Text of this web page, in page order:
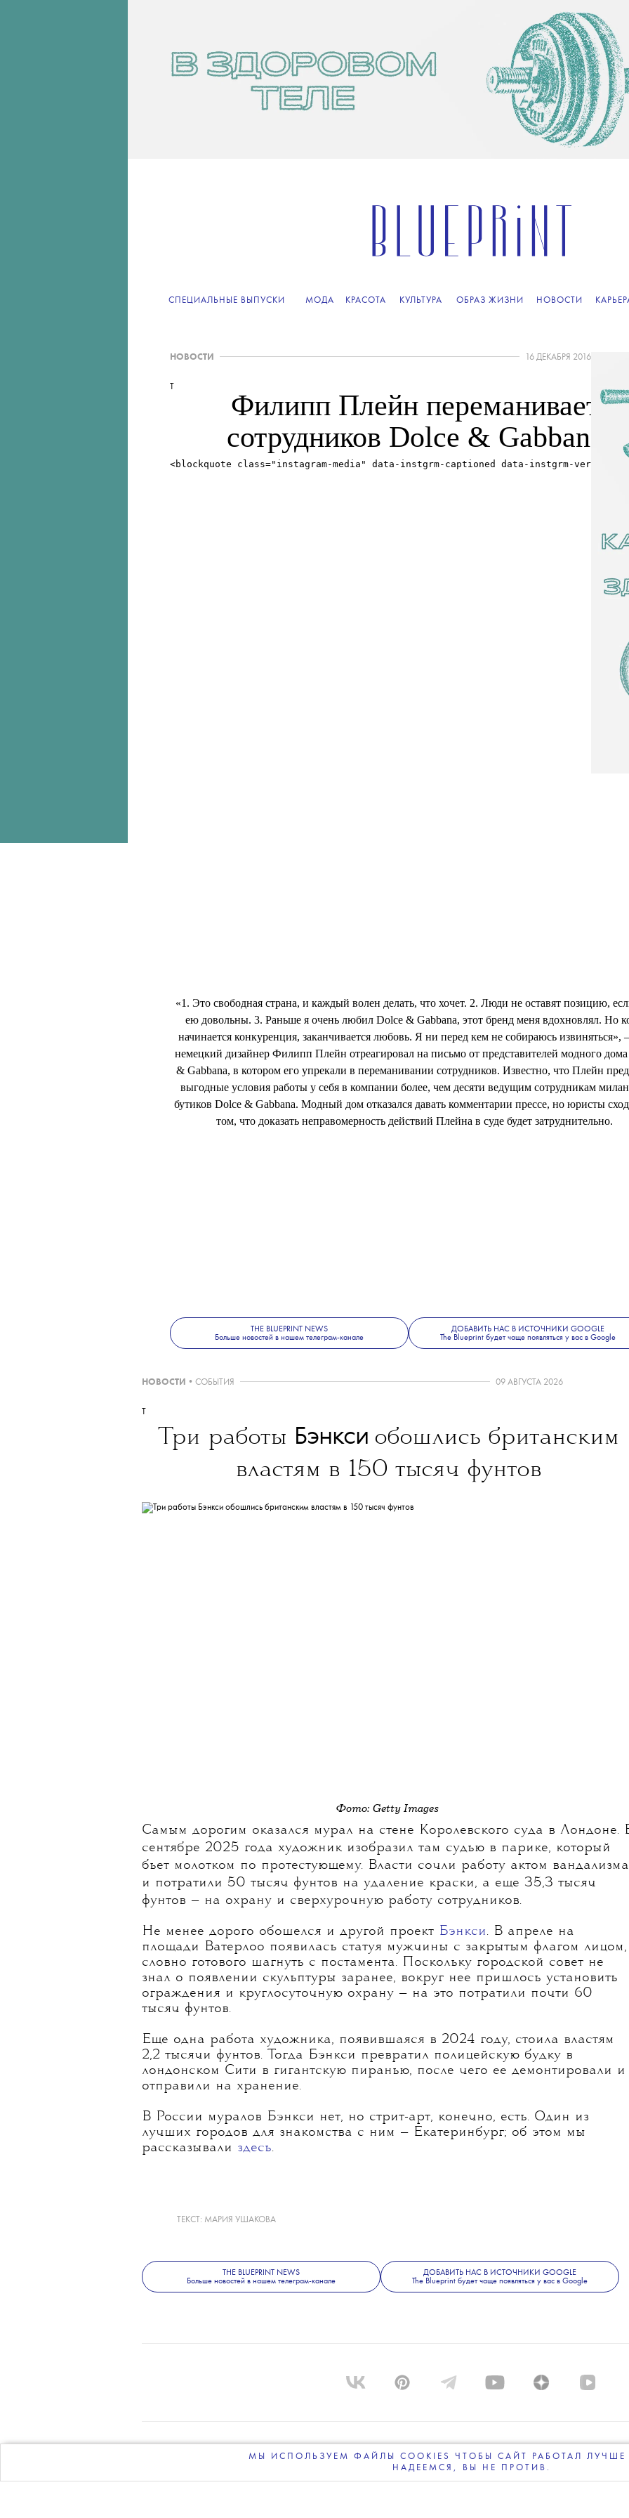
СПЕЦИАЛЬНЫЕ ВЫПУСКИ МОДА КРАСОТА КУЛЬТУРА ОБРАЗ ЖИЗНИ НОВОСТИ
ПОДПИСЫВАЙТЕСЬ НА НАШУ ВЕЧЕРНЮЮ РАССЫЛКУ
НОВОСТИ 16 ДЕКАБРЯ 2016
Филипп Плейн переманивает
сотрудников Dolce & Gabbana
<blockquote class="instagram-media" data-instgrm-captioned data-instgrm-
«1. Это свободная страна, и каждый волен делать, что хочет. 2. Люди не оставят позицию,
ею довольны. 3. Раньше я очень любил Dolce & Gabbana, этот бренд меня вдохновлял. Но
начинается конкуренция, заканчивается любовь. Я ни перед кем не собираюсь извиняться»,
немецкий дизайнер Филипп Плейн отреагировал на письмо от представителей модного
& Gabbana, в котором его упрекали в переманивании сотрудников. Известно, что Плейн
выгодные условия работы у себя в компании более, чем десяти ведущим сотрудникам
бутиков Dolce & Gabbana. Модный дом отказался давать комментарии прессе, но юристы
том, что доказать неправомерность действий Плейна в суде будет затруднительно.
THE BLUEPRINT NEWS
Больше новостей в нашем телеграм-канале
ДОБАВИТЬ НАС В ИСТОЧНИКИ GOOGLE
The Blueprint будет чаще появляться у вас в Google
НОВОСТИ • СОБЫТИЯ 09 АВГУСТА 2026
Три работы Бэнкси обошлись британским
властям в 150 тысяч фунтов
Фото: Getty Images
Самым дорогим оказался мурал на стене Королевского суда в Лондоне.
сентябре 2025 года художник изобразил там судью в парике, который
бьет молотком по протестующему. Власти сочли работу актом вандализма
и потратили 50 тысяч фунтов на удаление краски, а еще 35,3 тысяч
фунтов — на охрану и сверхурочную работу сотрудников.
Не менее дорого обошелся и другой проект Бэнкси. В апреле на
площади Ватерлоо появилась статуя мужчины с закрытым флагом лицом,
словно готового шагнуть с постамента. Поскольку городской совет не
знал о появлении скульптуры заранее, вокруг нее пришлось установить
ограждения и круглосуточную охрану — на это потратили почти 60
тысяч фунтов.
Еще одна работа художника, появившаяся в 2024 году, стоила властям
2,2 тысячи фунтов. Тогда Бэнкси превратил полицейскую будку в
лондонском Сити в гигантскую пиранью, после чего ее демонтировали и
отправили на хранение.
В России муралов Бэнкси нет, но стрит-арт, конечно, есть. Один из
лучших городов для знакомства с ним — Екатеринбург; об этом мы
рассказывали здесь.
ТЕКСТ: МАРИЯ УШАКОВА
THE BLUEPRINT NEWS
Больше новостей в нашем телеграм-канале
ДОБАВИТЬ НАС В ИСТОЧНИКИ GOOGLE
The Blueprint будет чаще появляться у вас в Google
О ПРОЕКТЕ КОМАНДА BLUE LAB КОНТАКТЫ
МЫ ИСПОЛЬЗУЕМ ФАЙЛЫ COOKIES ЧТОБЫ САЙТ РАБОТАЛ ЛУЧШЕ
НАДЕЕМСЯ, ВЫ НЕ ПРОТИВ.